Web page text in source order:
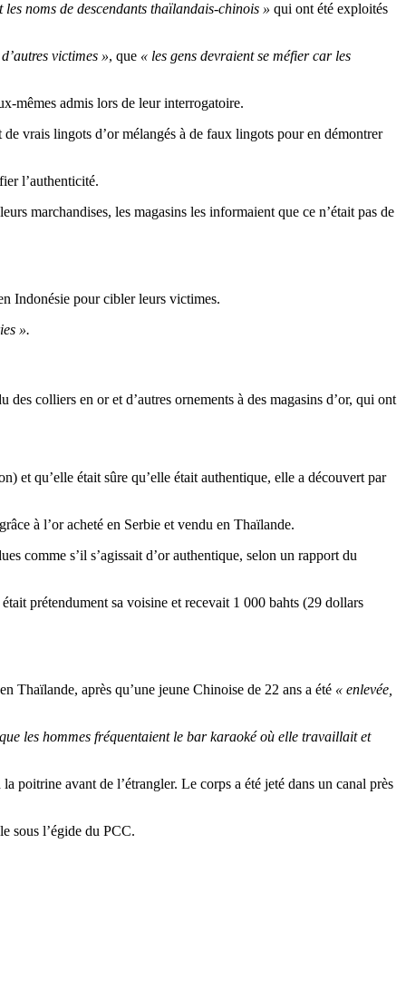
les noms de descendants thaïlandais-chinois » qui ont été exploités
victimes », que « les gens devraient se méfier car les
mêmes admis lors de leur interrogatoire.
vrais lingots d’or mélangés à de faux lingots pour en démontrer
l’authenticité.
marchandises, les magasins les informaient que ce n’était pas de
Indonésie pour cibler leurs victimes.
».
colliers en or et d’autres ornements à des magasins d’or, qui ont
et qu’elle était sûre qu’elle était authentique, elle a découvert par
à l’or acheté en Serbie et vendu en Thaïlande.
comme s’il s’agissait d’or authentique, selon un rapport du
prétendument sa voisine et recevait 1 000 bahts (29 dollars
Thaïlande, après qu’une jeune Chinoise de 22 ans a été « enlevée,
les hommes fréquentaient le bar karaoké où elle travaillait et
poitrine avant de l’étrangler. Le corps a été jeté dans un canal près
sous l’égide du PCC.